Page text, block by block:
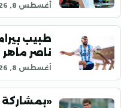
أغسطس 8, 2026
طبيب
ناصر ماهر في
أغسطس 8, 2026
«بمشاركة